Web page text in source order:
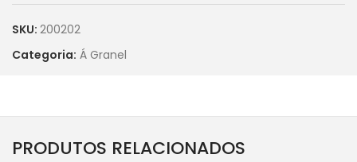
SKU: 200202
Categoria: Á Granel
PRODUTOS RELACIONADOS